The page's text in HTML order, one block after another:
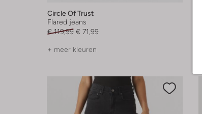
Circle Of Trust
Flared jeans
€ 119,99 € 71,99
+ meer kleuren